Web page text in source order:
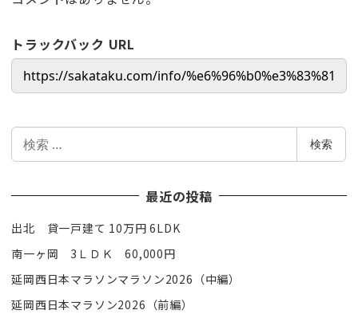
トラックバック URL
索
検索
最近の投稿
出北 貸一戸建て 10万円 6LDK
南一ヶ岡 3ＬＤＫ 60,000円
延岡西日本マラソンマラソン2026（中編）
延岡西日本マラソン2026（前編）